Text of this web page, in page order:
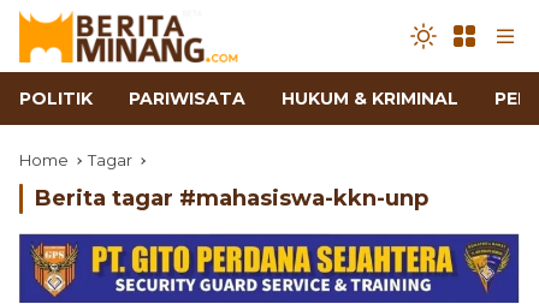
POLITIK PARIWISATA HUKUM & KRIMINAL
Home Tagar
Berita tagar #mahasiswa-kkn-unp